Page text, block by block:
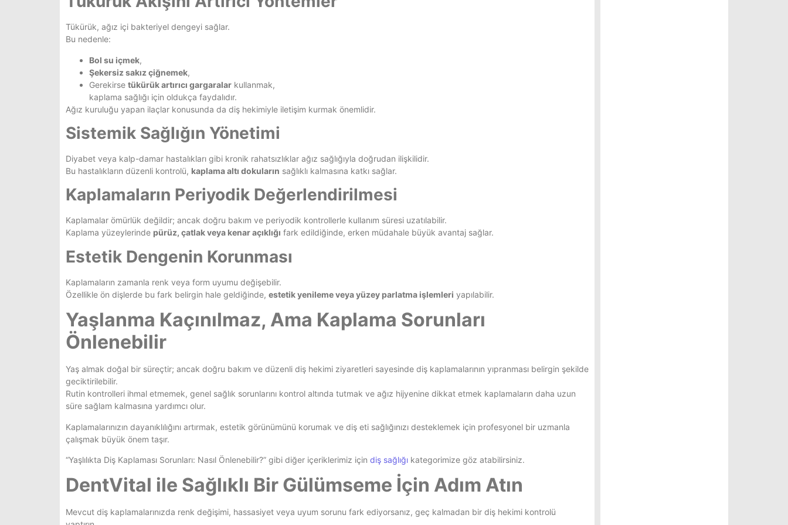
Tükürük, ağız içi bakteriyel dengeyi sağlar.
Bu nedenle:
Bol su içmek,
Şekersiz sakız çiğnemek,
Gerekirse tükürük artırıcı gargaralar kullanmak,
kaplama sağlığı için oldukça faydalıdır.
Ağız kuruluğu yapan ilaçlar konusunda da diş hekimiyle iletişim kurmak önemlidir.
Sistemik Sağlığın Yönetimi
Diyabet veya kalp-damar hastalıkları gibi kronik rahatsızlıklar ağız sağlığıyla doğrudan ilişkilidir.
Bu hastalıkların düzenli kontrolü, kaplama altı dokuların sağlıklı kalmasına katkı sağlar.
Kaplamaların Periyodik Değerlendirilmesi
Kaplamalar ömürlük değildir; ancak doğru bakım ve periyodik kontrollerle kullanım süresi uzatılabilir.
Kaplama yüzeylerinde pürüz, çatlak veya kenar açıklığı fark edildiğinde, erken müdahale büyük avantaj sağlar.
Estetik Dengenin Korunması
Kaplamaların zamanla renk veya form uyumu değişebilir.
Özellikle ön dişlerde bu fark belirgin hale geldiğinde, estetik yenileme veya yüzey parlatma işlemleri yapılabilir.
Yaşlanma Kaçınılmaz, Ama Kaplama Sorunları
Önlenebilir
Yaş almak doğal bir süreçtir; ancak doğru bakım ve düzenli diş hekimi ziyaretleri sayesinde diş kaplamalarının yıpranması belirgin şekilde
geciktirilebilir.
Rutin kontrolleri ihmal etmemek, genel sağlık sorunlarını kontrol altında tutmak ve ağız hijyenine dikkat etmek kaplamaların daha uzun
süre sağlam kalmasına yardımcı olur.
Kaplamalarınızın dayanıklılığını artırmak, estetik görünümünü korumak ve diş eti sağlığınızı desteklemek için profesyonel bir uzmanla
çalışmak büyük önem taşır.
“Yaşlılıkta Diş Kaplaması Sorunları: Nasıl Önlenebilir?” gibi diğer içeriklerimiz için diş sağlığı kategorimize göz atabilirsiniz.
DentVital ile Sağlıklı Bir Gülümseme İçin Adım Atın
Mevcut diş kaplamalarınızda renk değişimi, hassasiyet veya uyum sorunu fark ediyorsanız, geç kalmadan bir diş hekimi kontrolü